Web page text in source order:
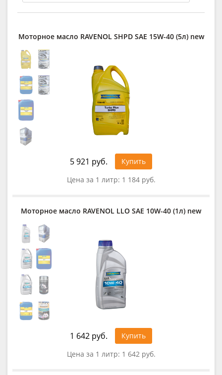
Моторное масло RAVENOL SHPD SAE 15W-40 (5л) new
5 921 руб.
Купить
Цена за 1 литр: 1 184 руб.
Моторное масло RAVENOL LLO SAE 10W-40 (1л) new
1 642 руб.
Купить
Цена за 1 литр: 1 642 руб.